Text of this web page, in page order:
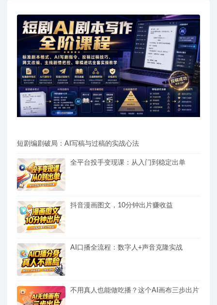
短剧编剧破局：AI写稿与过稿的实战心法
全平台投手变现课：从入门到稳定出单
抖音漫画图文，10分钟出片赚收益
AI口播全流程：数字人+声音克隆实战
不用真人也能做吃播？这个AI画布三步出片